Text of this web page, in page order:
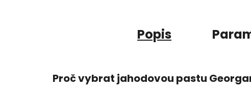
Popis
Proč vybrat jahodovou pastu